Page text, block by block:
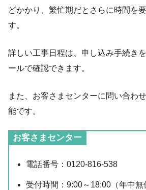
どかかり、繁忙期だとさらに時間を
す。
詳しい工事日程は、申し込み手続き
ールで確認できます。
また、お客さまセンターに問い合わ
能です。
お客さまセンター
電話番号：0120-816-538
受付時間：9:00～18:00（年中無